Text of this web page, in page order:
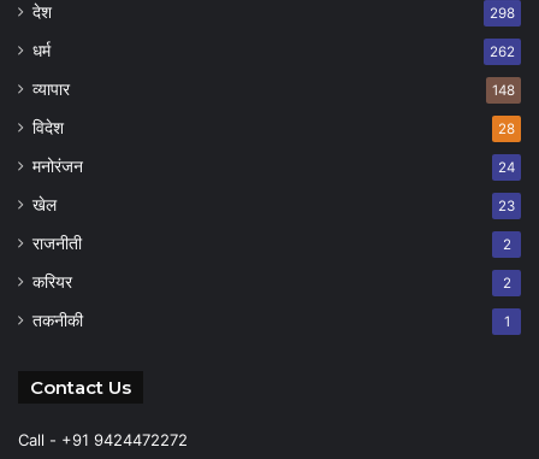
देश 298
धर्म 262
व्यापार 148
विदेश 28
मनोरंजन 24
खेल 23
राजनीती 2
करियर 2
तकनीकी 1
Contact Us
Call - +91 9424472272